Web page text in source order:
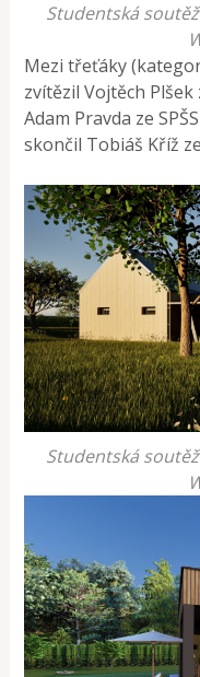
Studentská
Mezi třeťáky
zvítězil Vojtěch
Adam Pravda ze
skončil Tobiáš Kříž
Studentská